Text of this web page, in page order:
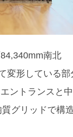
南北
変形している
ントランスと
グリッドで構